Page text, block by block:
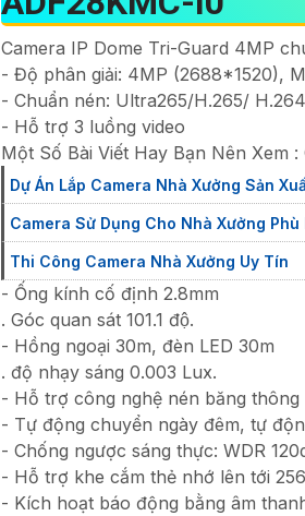
Camera IP Dome Tri-Guard 4MP
- Độ phân giải: 4MP (2688*1520),
- Chuẩn nén: Ultra265/H.265/
- Hỗ trợ 3 luồng video
Một Số Bài Viết Hay Bạn Nên Xem
Dự Án Lắp Camera Nhà Xưởng Sản
Camera Sử Dụng Cho Nhà Xưởng Phù
Thi Công Camera Nhà Xưởng Uy Tín
- Ống kính cố định 2.8mm
. Góc quan sát 101.1 độ.
- Hồng ngoại 30m, đèn LED 30m
. độ nhạy sáng 0.003 Lux.
- Hỗ trợ công nghệ nén băng thông
- Tự động chuyển ngày đêm, tự
- Chống ngược sáng thực: WDR
- Hỗ trợ khe cắm thẻ nhớ lên tới
- Kích hoạt báo động bằng âm